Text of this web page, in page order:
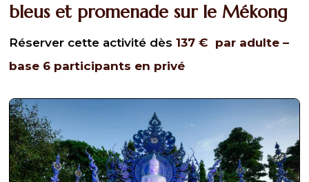
bleus et promenade sur le Mékong
Réserver cette activité dès137 € par adulte –
base 6 participants en privé